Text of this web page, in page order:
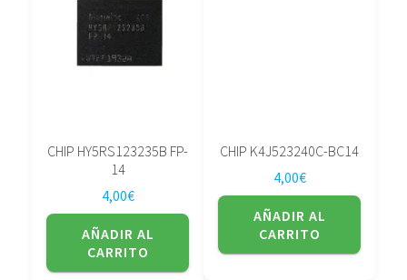
CHIP HY5RS123235B FP-
14
4,00€
AÑADIR AL
CARRITO
CHIP K4J523240C-BC14
4,00€
AÑADIR AL
CARRITO